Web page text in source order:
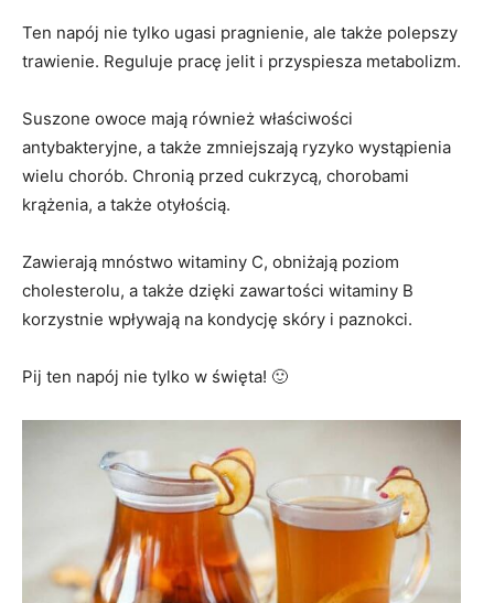
Ten napój nie tylko ugasi pragnienie, ale także polepszy
trawienie. Reguluje pracę jelit i przyspiesza metabolizm.
Suszone owoce mają również właściwości
antybakteryjne, a także zmniejszają ryzyko wystąpienia
wielu chorób. Chronią przed cukrzycą, chorobami
krążenia, a także otyłością.
Zawierają mnóstwo witaminy C, obniżają poziom
cholesterolu, a także dzięki zawartości witaminy B
korzystnie wpływają na kondycję skóry i paznokci.
Pij ten napój nie tylko w święta! 🙂